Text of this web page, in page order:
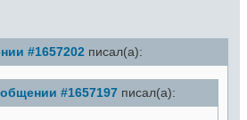
#1657202 писал(а):
#1657197 писал(а):